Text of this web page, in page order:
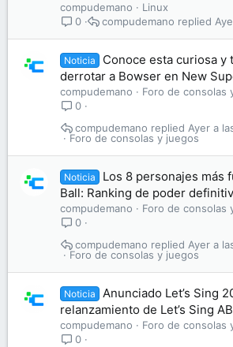
compudemano
Linux
0
compudemano
Noticia
Conoce esta curiosa y
derrotar a Bowser en New
compudemano
Foro de consolas
0
Foro de consolas y juegos
Ayer a
compudemano
Noticia
Los 8 personajes más
Ball: Ranking de poder
compudemano
Foro de consolas
0
Foro de consolas y juegos
Ayer a
compudemano
Noticia
Anunciado Let’s Sing
relanzamiento de Let’s Sing
compudemano
Foro de consolas
0